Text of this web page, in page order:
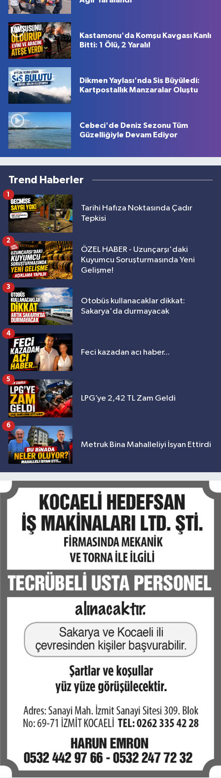
Kastamonu'da Komşu Kavgası Kanlı
Bitti: 1 Ölü, 2 Yaralı!
Dikmen Yaylası'nda Sis Büyüledi:
Kartpostallık Manzaralar Oluştu
Cebeci'de Deniz Sezonu Tüm
Güzelliğiyle Devam Ediyor
Trend Haberler
Tarihi Hafıza Noktasında Çadır
Tepkisi
1
ÖZEL HABER - Uzunçarşı'daki
Kuyumcu Soruşturmasında Yeni
Gelişme!
2
Otobüs kullanacaklar dikkat:
Sakarya'da durmayacak
3
Feci kazadan acı haber...
4
LPG’ye 2,42 TL Zam Geldi
5
Metruk Bina Mahalleliyi İsyan Ettirdi
6